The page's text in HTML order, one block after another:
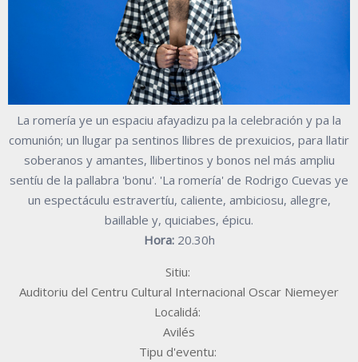
La romería ye un espaciu afayadizu pa la celebración y pa la
comunión; un llugar pa sentinos llibres de prexuicios, para llatir
soberanos y amantes, llibertinos y bonos nel más ampliu
sentíu de la pallabra 'bonu'. 'La romería' de Rodrigo Cuevas ye
un espectáculu estravertíu, caliente, ambiciosu, allegre,
baillable y, quiciabes, épicu.
Hora:20.30h
Sitiu:
Auditoriu del Centru Cultural Internacional Oscar Niemeyer
Localidá:
Avilés
Tipu d'eventu: